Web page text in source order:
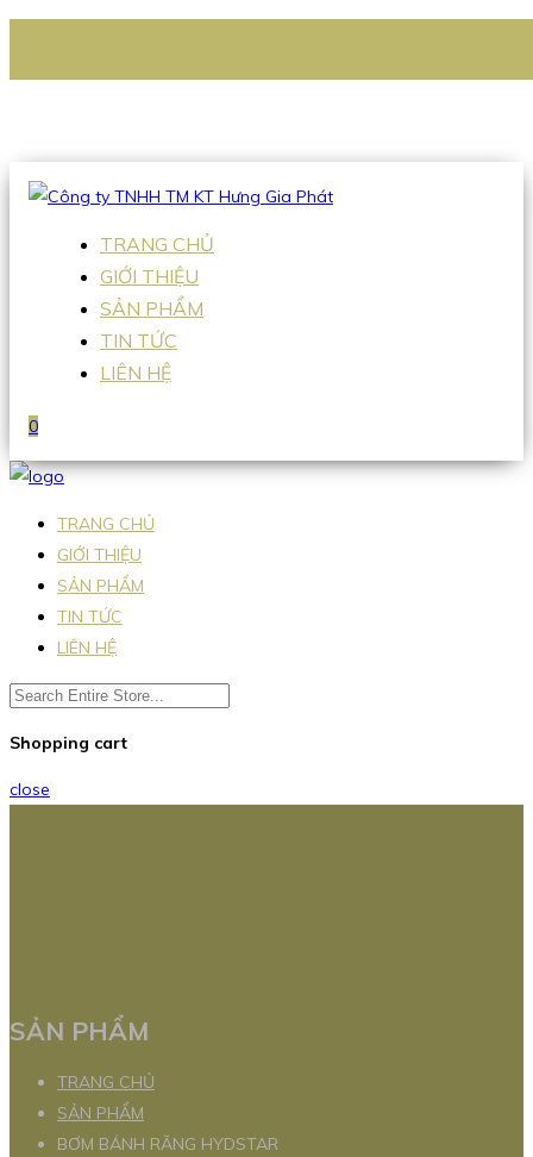
Hotline:0938 336 079
TRANG CHỦ
GIỚI THIỆU
SẢN PHẨM
TIN TỨC
LIÊN HỆ
0
TRANG CHỦ
GIỚI THIỆU
SẢN PHẨM
TIN TỨC
LIÊN HỆ
Shopping cart
close
SẢN PHẨM
TRANG CHỦ
SẢN PHẨM
BƠM BÁNH RĂNG HYDSTAR